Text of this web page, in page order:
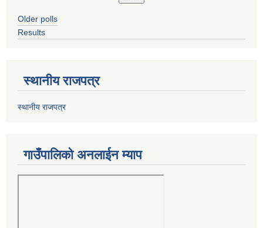
Older polls
Results
स्थानीय राजपत्र
स्थानीय राजपत्र
गाउँपालिको अनलाईन म्याप